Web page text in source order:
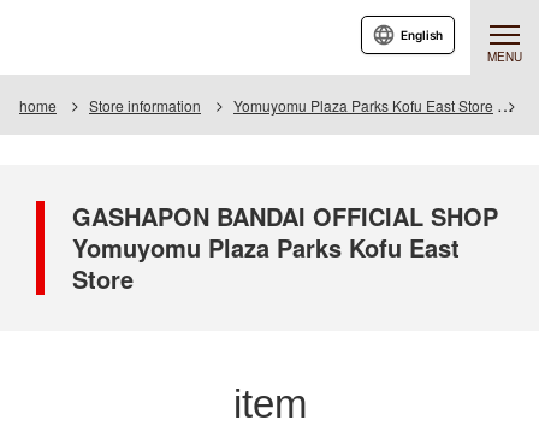
MENU
English
home Store information Yomuyomu Plaza Parks Kofu East Store
GASHAPON BANDAI OFFICIAL SHOP
Yomuyomu Plaza Parks Kofu East
Store
item